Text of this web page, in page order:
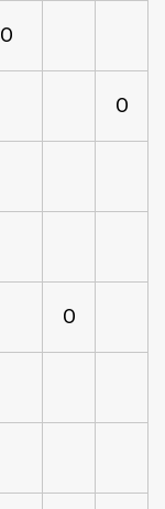
O
O
O